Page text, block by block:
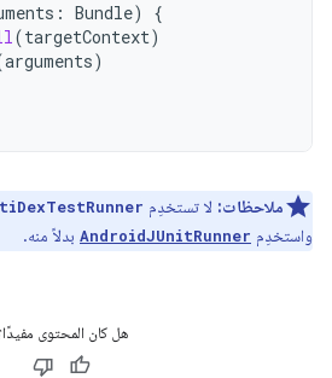
: Bundle)
{
(targetContext)
arguments)
ملاحظات: لا تستخدِم
واستخدِم AndroidJUnitRunner بدلاً منه.
هل كان المحتوى